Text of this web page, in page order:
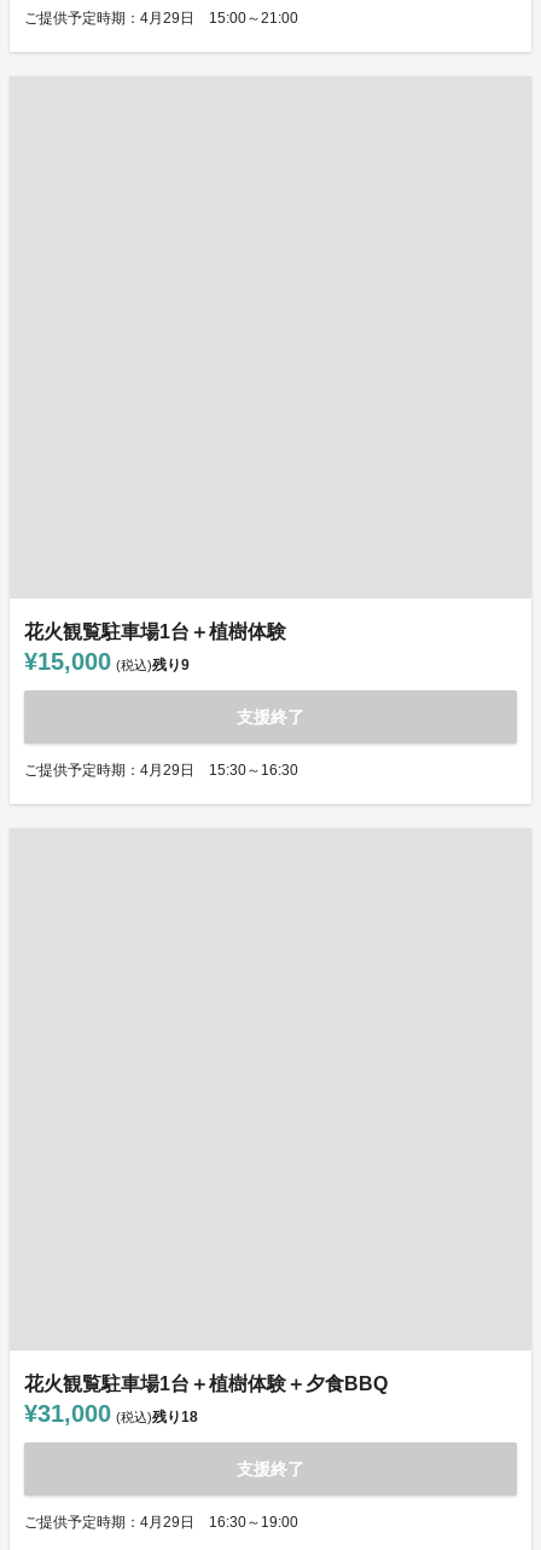
ご提供予定時期：4月29日 15:00～21:00
花火観覧駐車場1台＋植樹体験
¥15,000 (税込)残り9
支援終了
ご提供予定時期：4月29日 15:30～16:30
花火観覧駐車場1台＋植樹体験＋夕食BBQ
¥31,000 (税込)残り18
支援終了
ご提供予定時期：4月29日 16:30～19:00